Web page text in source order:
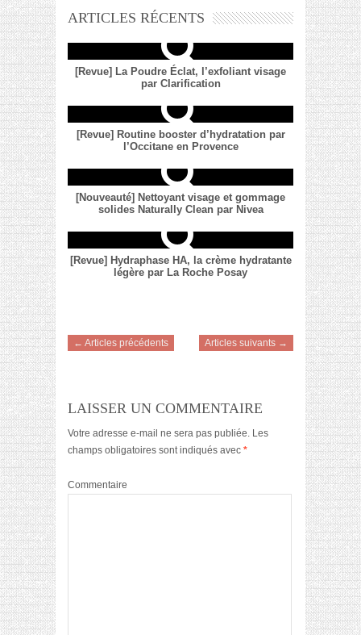
ARTICLES RÉCENTS
[Revue] La Poudre Éclat, l’exfoliant visage
par Clarification
[Revue] Routine booster d’hydratation par
l’Occitane en Provence
[Nouveauté] Nettoyant visage et gommage
solides Naturally Clean par Nivea
[Revue] Hydraphase HA, la crème hydratante
légère par La Roche Posay
← Articles précédents Articles suivants →
LAISSER UN COMMENTAIRE
Votre adresse e-mail ne sera pas publiée. Les
champs obligatoires sont indiqués avec *
Commentaire